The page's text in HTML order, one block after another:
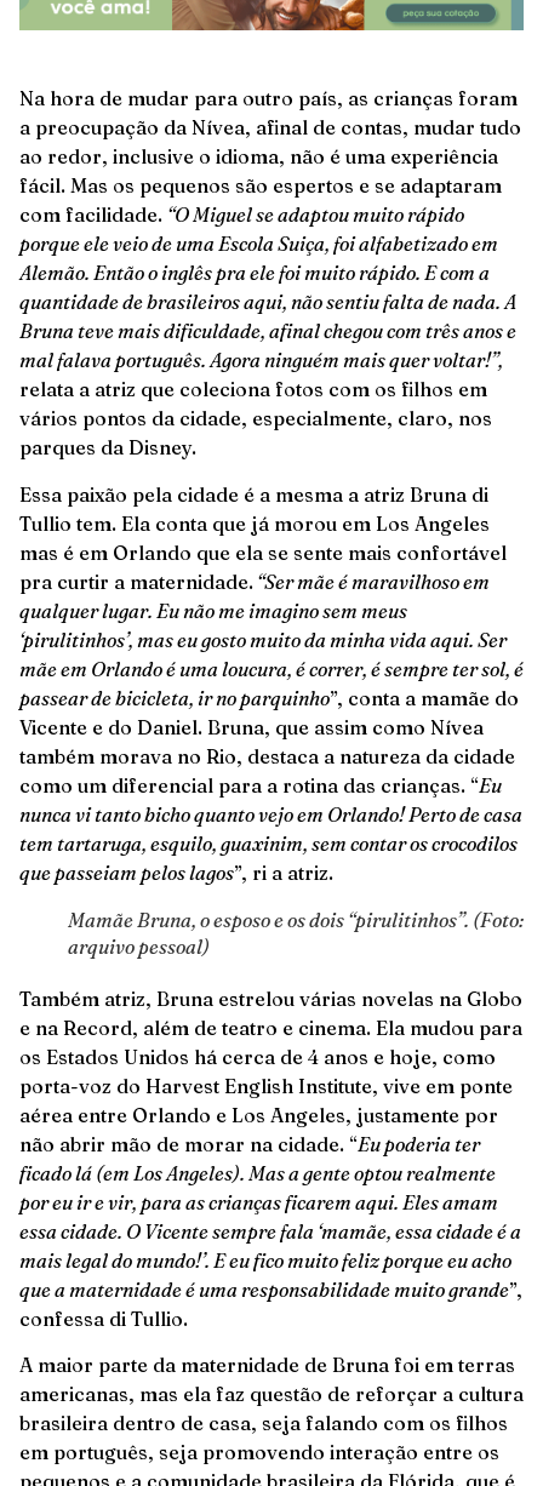
Na hora de mudar para outro país, as crianças foram
a preocupação da Nívea, afinal de contas, mudar tudo
ao redor, inclusive o idioma, não é uma experiência
fácil. Mas os pequenos são espertos e se adaptaram
com facilidade. “O Miguel se adaptou muito rápido
porque ele veio de uma Escola Suiça, foi alfabetizado em
Alemão. Então o inglês pra ele foi muito rápido. E com a
quantidade de brasileiros aqui, não sentiu falta de nada. A
Bruna teve mais dificuldade, afinal chegou com três anos e
mal falava português. Agora ninguém mais quer voltar!”,
relata a atriz que coleciona fotos com os filhos em
vários pontos da cidade, especialmente, claro, nos
parques da Disney.
Essa paixão pela cidade é a mesma a atriz Bruna di
Tullio tem. Ela conta que já morou em Los Angeles
mas é em Orlando que ela se sente mais confortável
pra curtir a maternidade. “Ser mãe é maravilhoso em
qualquer lugar. Eu não me imagino sem meus
‘pirulitinhos’, mas eu gosto muito da minha vida aqui. Ser
mãe em Orlando é uma loucura, é correr, é sempre ter sol, é
passear de bicicleta, ir no parquinho”, conta a mamãe do
Vicente e do Daniel. Bruna, que assim como Nívea
também morava no Rio, destaca a natureza da cidade
como um diferencial para a rotina das crianças. “Eu
nunca vi tanto bicho quanto vejo em Orlando! Perto de casa
tem tartaruga, esquilo, guaxinim, sem contar os crocodilos
que passeiam pelos lagos”, ri a atriz.
Mamãe Bruna, o esposo e os dois “pirulitinhos”. (Foto:
arquivo pessoal)
Também atriz, Bruna estrelou várias novelas na Globo
e na Record, além de teatro e cinema. Ela mudou para
os Estados Unidos há cerca de 4 anos e hoje, como
porta-voz do Harvest English Institute, vive em ponte
aérea entre Orlando e Los Angeles, justamente por
não abrir mão de morar na cidade. “Eu poderia ter
ficado lá (em Los Angeles). Mas a gente optou realmente
por eu ir e vir, para as crianças ficarem aqui. Eles amam
essa cidade. O Vicente sempre fala ‘mamãe, essa cidade é a
mais legal do mundo!’. E eu fico muito feliz porque eu acho
que a maternidade é uma responsabilidade muito grande”,
confessa di Tullio.
A maior parte da maternidade de Bruna foi em terras
americanas, mas ela faz questão de reforçar a cultura
brasileira dentro de casa, seja falando com os filhos
em português, seja promovendo interação entre os
pequenos e a comunidade brasileira da Flórida, que é